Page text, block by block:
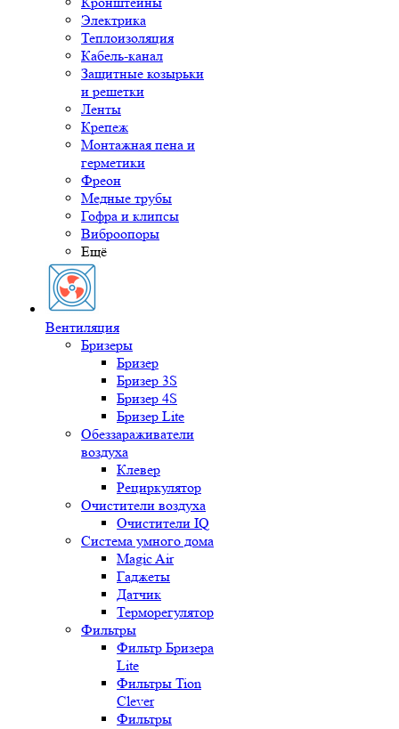
Электрика
Теплоизоляция
Кабель-канал
Защитные козырьки
и решетки
Ленты
Крепеж
Монтажная пена и
герметики
Фреон
Медные трубы
Гофра и клипсы
Виброопоры
Ещё
Вентиляция
Бризеры
Бризер
Бризер 3S
Бризер 4S
Бризер Lite
Обеззараживатели
воздуха
Клевер
Рециркулятор
Очистители воздуха
Очистители IQ
Система умного дома
Magic Air
Гаджеты
Датчик
Терморегулятор
Фильтры
Фильтр Бризера
Lite
Фильтры Tion
Clever
Фильтры